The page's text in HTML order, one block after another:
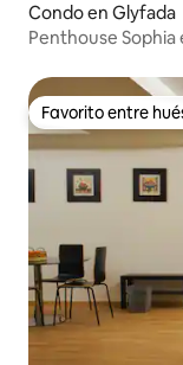
Condo en Glyfada
Penthouse Sophia
Favorito entre
Favorito entre